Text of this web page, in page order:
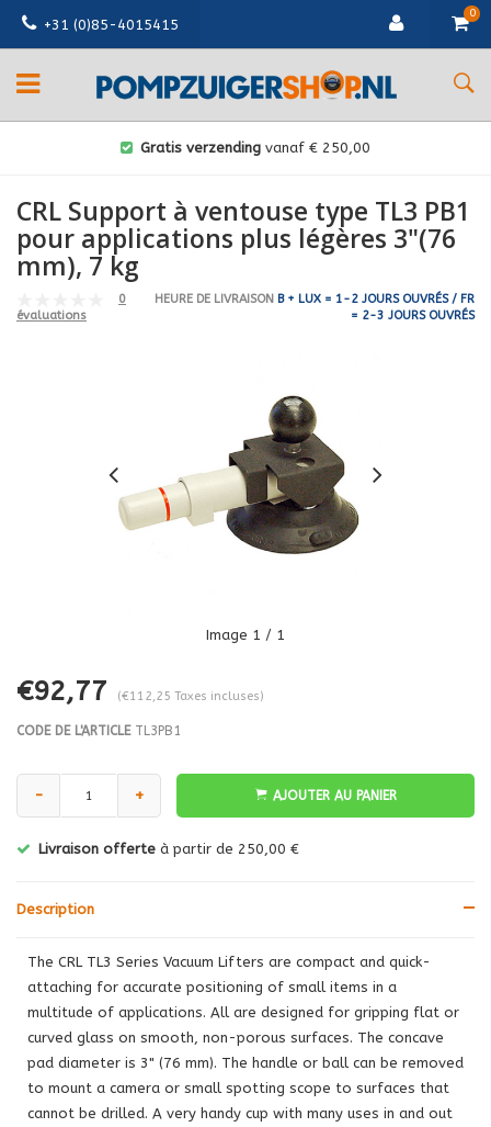
+31 (0)85-4015415
0
Gratis verzending vanaf € 250,00
CRL Support à ventouse type TL3 PB1
pour applications plus légères 3"(76
mm), 7 kg
0
évaluations
HEURE DE LIVRAISON B + LUX = 1-2 JOURS OUVRÉS / FR
= 2-3 JOURS OUVRÉS
Image 1 / 1
€92,77 (€112,25 Taxes incluses)
CODE DE L'ARTICLETL3PB1
- + AJOUTER AU PANIER
Livraison offerte à partir de 250,00 €
Description
The CRL TL3 Series Vacuum Lifters are compact and quick-
attaching for accurate positioning of small items in a
multitude of applications. All are designed for gripping flat or
curved glass on smooth, non-porous surfaces. The concave
pad diameter is 3" (76 mm). The handle or ball can be removed
to mount a camera or small spotting scope to surfaces that
cannot be drilled. A very handy cup with many uses in and out